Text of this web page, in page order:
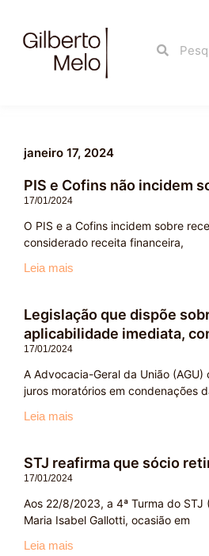
SearchSearch
janeiro 17, 2024
PIS e Cofins não incidem
17/01/2024
O PIS e a Cofins incidem sobre
considerado receita financeira,
Leia mais
Legislação que dispõe
aplicabilidade imediata,
17/01/2024
A Advocacia-Geral da União
juros moratórios em condenações
Leia mais
STJ reafirma que sócio
17/01/2024
Aos 22/8/2023, a 4ª Turma do
Maria Isabel Gallotti, ocasião em
Leia mais